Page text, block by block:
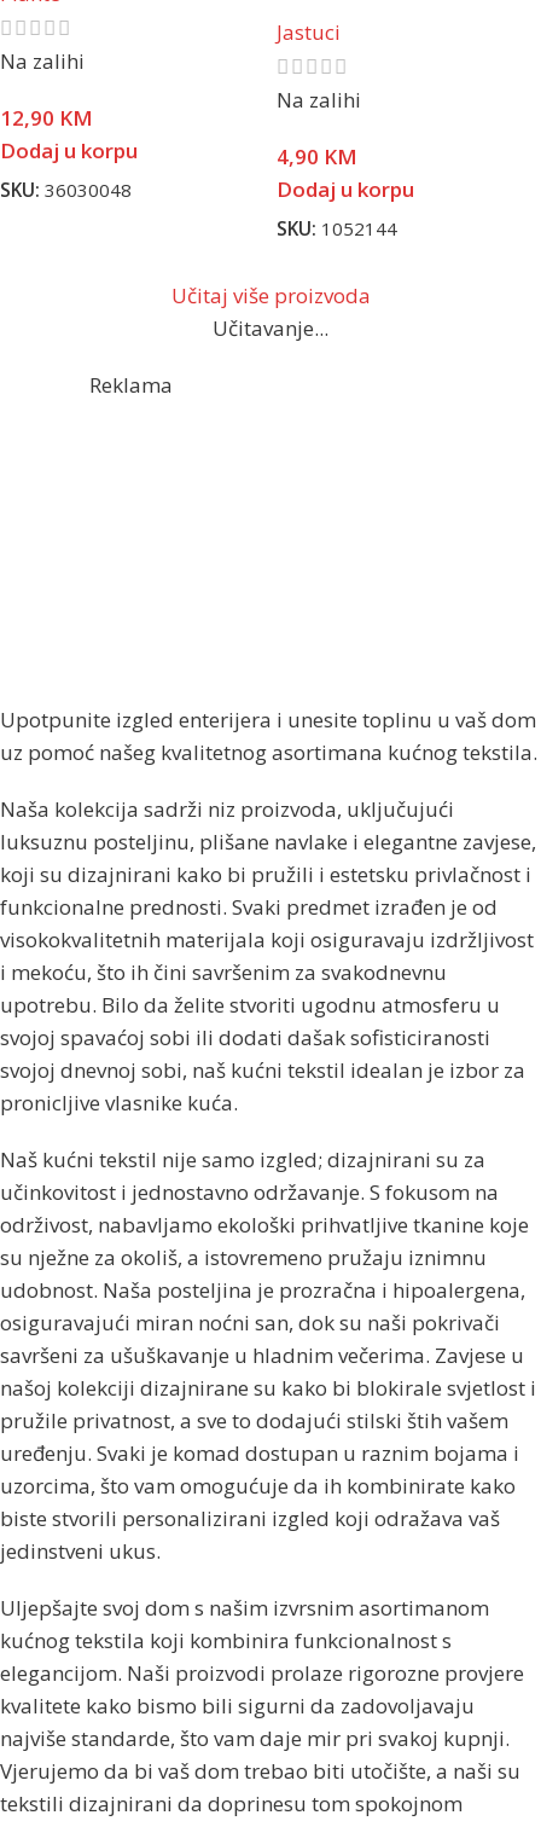
Na zalihi
12,90 KM
Dodaj u korpu
SKU: 36030048
Jastuci
Na zalihi
4,90 KM
Dodaj u korpu
SKU: 1052144
Učitaj više proizvoda
Učitavanje...
Reklama
Upotpunite izgled enterijera i unesite toplinu u vaš dom
uz pomoć našeg kvalitetnog asortimana kućnog tekstila.
Naša kolekcija sadrži niz proizvoda, uključujući
luksuznu posteljinu, plišane navlake i elegantne zavjese,
koji su dizajnirani kako bi pružili i estetsku privlačnost i
funkcionalne prednosti. Svaki predmet izrađen je od
visokokvalitetnih materijala koji osiguravaju izdržljivost
i mekoću, što ih čini savršenim za svakodnevnu
upotrebu. Bilo da želite stvoriti ugodnu atmosferu u
svojoj spavaćoj sobi ili dodati dašak sofisticiranosti
svojoj dnevnoj sobi, naš kućni tekstil idealan je izbor za
pronicljive vlasnike kuća.
Naš kućni tekstil nije samo izgled; dizajnirani su za
učinkovitost i jednostavno održavanje. S fokusom na
održivost, nabavljamo ekološki prihvatljive tkanine koje
su nježne za okoliš, a istovremeno pružaju iznimnu
udobnost. Naša posteljina je prozračna i hipoalergena,
osiguravajući miran noćni san, dok su naši pokrivači
savršeni za ušuškavanje u hladnim večerima. Zavjese u
našoj kolekciji dizajnirane su kako bi blokirale svjetlost i
pružile privatnost, a sve to dodajući stilski štih vašem
uređenju. Svaki je komad dostupan u raznim bojama i
uzorcima, što vam omogućuje da ih kombinirate kako
biste stvorili personalizirani izgled koji odražava vaš
jedinstveni ukus.
Uljepšajte svoj dom s našim izvrsnim asortimanom
kućnog tekstila koji kombinira funkcionalnost s
elegancijom. Naši proizvodi prolaze rigorozne provjere
kvalitete kako bismo bili sigurni da zadovoljavaju
najviše standarde, što vam daje mir pri svakoj kupnji.
Vjerujemo da bi vaš dom trebao biti utočište, a naši su
tekstili dizajnirani da doprinesu tom spokojnom